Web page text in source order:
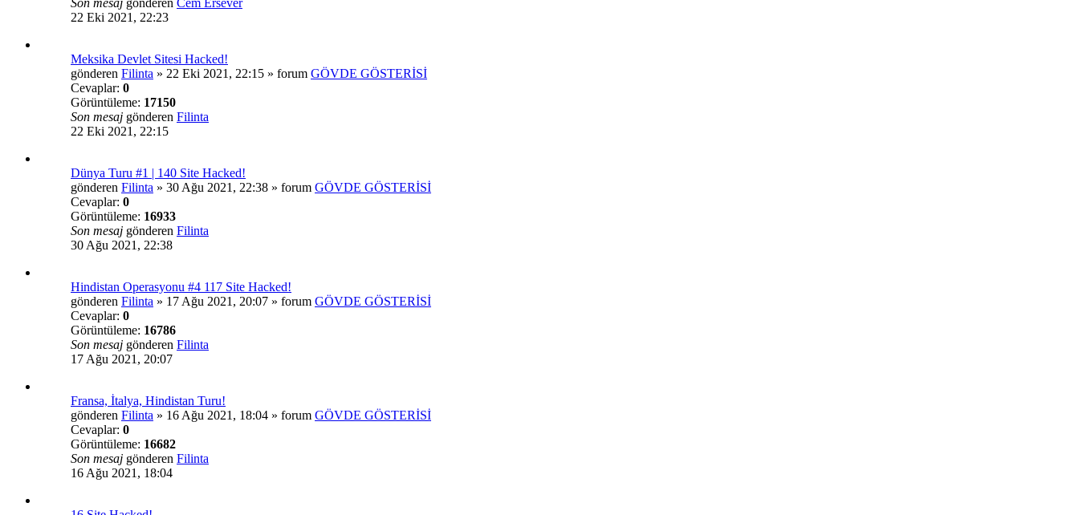
Son mesaj gönderen Cem Ersever
22 Eki 2021, 22:23
Meksika Devlet Sitesi Hacked!
gönderen Filinta » 22 Eki 2021, 22:15 » forum GÖVDE GÖSTERİSİ
Cevaplar: 0
Görüntüleme: 17150
Son mesaj gönderen Filinta
22 Eki 2021, 22:15
Dünya Turu #1 | 140 Site Hacked!
gönderen Filinta » 30 Ağu 2021, 22:38 » forum GÖVDE GÖSTERİSİ
Cevaplar: 0
Görüntüleme: 16933
Son mesaj gönderen Filinta
30 Ağu 2021, 22:38
Hindistan Operasyonu #4 117 Site Hacked!
gönderen Filinta » 17 Ağu 2021, 20:07 » forum GÖVDE GÖSTERİSİ
Cevaplar: 0
Görüntüleme: 16786
Son mesaj gönderen Filinta
17 Ağu 2021, 20:07
Fransa, İtalya, Hindistan Turu!
gönderen Filinta » 16 Ağu 2021, 18:04 » forum GÖVDE GÖSTERİSİ
Cevaplar: 0
Görüntüleme: 16682
Son mesaj gönderen Filinta
16 Ağu 2021, 18:04